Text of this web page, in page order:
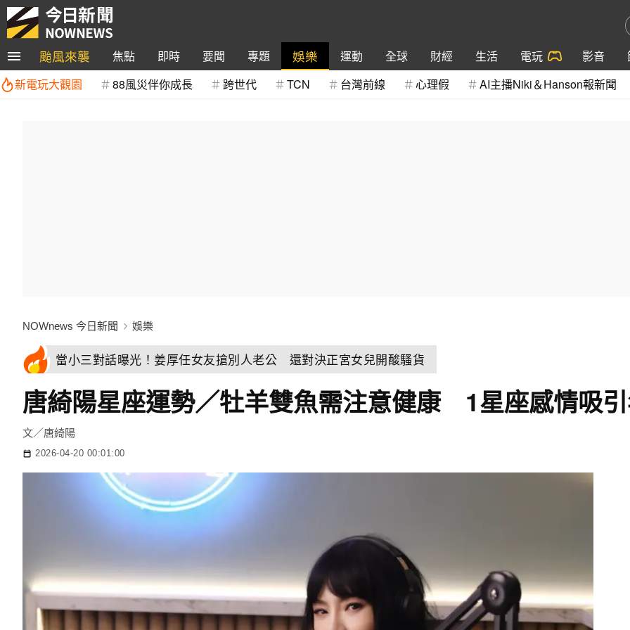
颱風來襲 焦點 即時 要聞 專題 娛樂 運動 全球 財經 生活 電玩 影音
新電玩大觀園
88風災伴你成長 跨世代 TCN 台灣前線 心理假 AI主播Niki＆Hanson報新聞
NOWnews 今日新聞 娛樂
當小三對話曝光！姜厚任女友搶別人老公 還對決正宮女兒開酸騷貨
唐綺陽星座運勢／牡羊雙魚需注意健康 1星座感情吸
文／唐綺陽
2026-04-20 00:01:00